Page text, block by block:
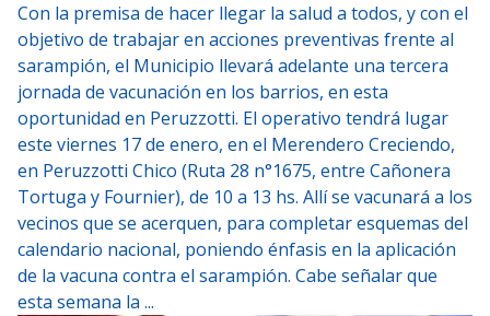
Con la premisa de hacer llegar la salud a todos, y con el
objetivo de trabajar en acciones preventivas frente al
sarampión, el Municipio llevará adelante una tercera
jornada de vacunación en los barrios, en esta
oportunidad en Peruzzotti. El operativo tendrá lugar
este viernes 17 de enero, en el Merendero Creciendo,
en Peruzzotti Chico (Ruta 28 n°1675, entre Cañonera
Tortuga y Fournier), de 10 a 13 hs. Allí se vacunará a los
vecinos que se acerquen, para completar esquemas del
calendario nacional, poniendo énfasis en la aplicación
de la vacuna contra el sarampión. Cabe señalar que
esta semana la ...